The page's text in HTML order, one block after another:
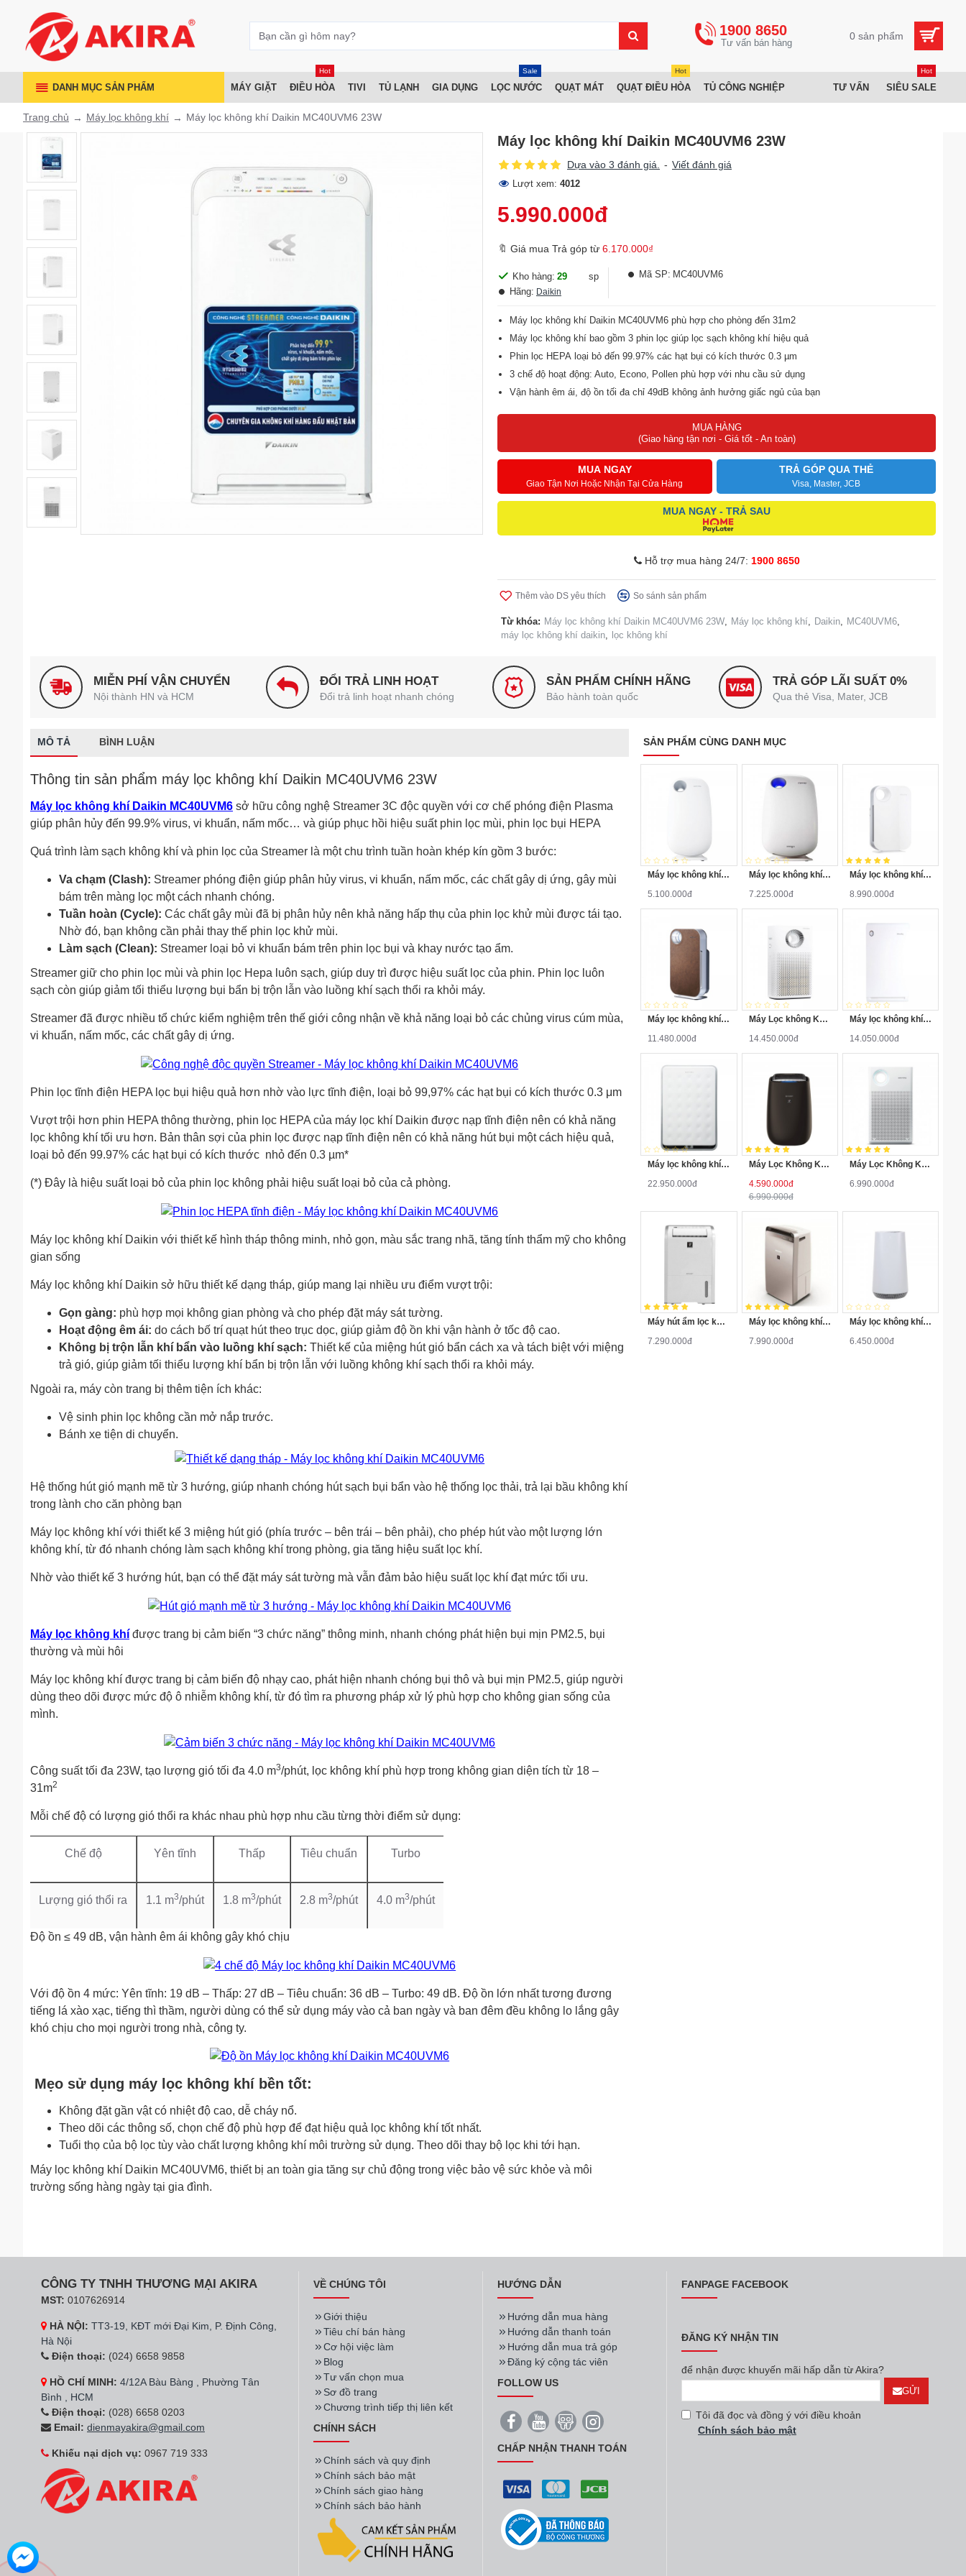
1900 8650 0 sản phẩm
DANH MỤC SẢN PHẨM MÁY GIẶT ĐIỀU HÒA
Hot
TIVI TỦ LẠNH GIA DỤNG LỌC NƯỚC
Sale
QUẠT MÁT QUẠT ĐIỀU HÒA
Hot
TỦ CÔNG NGHIỆP TƯ VẤN SIÊU SALE
Hot
Trang chủ Máy lọc không khí Máy lọc không khí Daikin MC40UVM6 23W
Máy lọc không khí Daikin MC40UVM6 23W
Dựa vào 3 đánh giá. - Viết đánh giá
Lượt xem: 4012
5.990.000đ
🔖 Giá mua Trả góp từ 6.170.000₫
Kho hàng: 29
sp
Hãng: Daikin
Mã SP: MC40UVM6
Máy lọc không khí Daikin MC40UVM6 phù hợp cho phòng đến 31m2
Máy lọc không khí bao gồm 3 phin lọc giúp lọc sạch không khí hiệu quả
Phin lọc HEPA loại bỏ đến 99.97% các hạt bụi có kích thước 0.3 µm
3 chế độ hoạt động: Auto, Econo, Pollen phù hợp với nhu cầu sử dụng
Vận hành êm ái, độ ồn tối đa chỉ 49dB không ảnh hưởng giấc ngủ của bạn
MUA HÀNG
(Giao hàng tận nơi - Giá tốt - An toàn)
MUA NGAY
Giao Tận Nơi Hoặc Nhận Tại Cửa Hàng
TRẢ GÓP QUA THẺ
Visa, Master, JCB
MUA NGAY - TRẢ SAU
Hỗ trợ mua hàng 24/7: 1900 8650
Thêm vào DS yêu thích So sánh sản phẩm
Từ khóa: Máy lọc không khí Daikin MC40UVM6 23W, Máy lọc không khí, Daikin, MC40UVM6,
máy lọc không khí daikin, lọc không khí
MIỄN PHÍ VẬN CHUYỂN
Nội thành HN và HCM
ĐỔI TRẢ LINH HOẠT
Đổi trả linh hoạt nhanh chóng
SẢN PHẨM CHÍNH HÃNG
Bảo hành toàn quốc
TRẢ GÓP LÃI SUẤT 0%
Qua thẻ Visa, Mater, JCB
MÔ TẢ BÌNH LUẬN
Thông tin sản phẩm máy lọc không khí Daikin MC40UVM6 23W
Máy lọc không khí Daikin MC40UVM6 sở hữu công nghệ Streamer 3C độc quyền với cơ chế phóng điện Plasma
giúp phân hủy đến 99.9% virus, vi khuẩn, nấm mốc… và giúp phục hồi hiệu suất phin lọc mùi, phin lọc bụi HEPA
Quá trình làm sạch không khí và phin lọc của Streamer là một chu trình tuần hoàn khép kín gồm 3 bước:
Va chạm (Clash): Streamer phóng điện giúp phân hủy virus, vi khuẩn, nấm mốc, các chất gây dị ứng, gây mùi
bám trên màng lọc một cách nhanh chóng.
Tuần hoàn (Cycle): Các chất gây mùi đã bị phân hủy nên khả năng hấp thụ của phin lọc khử mùi được tái tạo.
Nhờ đó, bạn không cần phải thay thế phin lọc khử mùi.
Làm sạch (Clean): Streamer loại bỏ vi khuẩn bám trên phin lọc bụi và khay nước tạo ẩm.
Streamer giữ cho phin lọc mùi và phin lọc Hepa luôn sạch, giúp duy trì được hiệu suất lọc của phin. Phin lọc luôn
sạch còn giúp giảm tối thiểu lượng bụi bẩn bị trộn lẫn vào luồng khí sạch thổi ra khỏi máy.
Streamer đã được nhiều tổ chức kiểm nghiệm trên thế giới công nhận về khả năng loại bỏ các chủng virus cúm mùa,
vi khuẩn, nấm mốc, các chất gây dị ứng.
Phin lọc tĩnh điện HEPA lọc bụi hiệu quả hơn nhờ vào lực tĩnh điện, loại bỏ 99,97% các hạt bụi có kích thước 0.3 μm
Vượt trội hơn phin HEPA thông thường, phin lọc HEPA của máy lọc khí Daikin được nạp tĩnh điện nên có khả năng
lọc không khí tối ưu hơn. Bản thân sợi của phin lọc được nạp tĩnh điện nên có khả năng hút bụi một cách hiệu quả,
loại bỏ đến 99.97% các hạt bụi có kích thước nhỏ đến 0.3 µm*
(*) Đây là hiệu suất loại bỏ của phin lọc không phải hiệu suất loại bỏ của cả phòng.
Máy lọc không khí Daikin với thiết kế hình tháp thông minh, nhỏ gọn, màu sắc trang nhã, tăng tính thẩm mỹ cho không
gian sống
Máy lọc không khí Daikin sở hữu thiết kế dạng tháp, giúp mang lại nhiều ưu điểm vượt trội:
Gọn gàng: phù hợp mọi không gian phòng và cho phép đặt máy sát tường.
Hoạt động êm ái: do cách bố trí quạt hút theo trục dọc, giúp giảm độ ồn khi vận hành ở tốc độ cao.
Không bị trộn lẫn khí bẩn vào luồng khí sạch: Thiết kế của miệng hút gió bẩn cách xa và tách biệt với miệng
trả gió, giúp giảm tối thiểu lượng khí bẩn bị trộn lẫn với luồng không khí sạch thổi ra khỏi máy.
Ngoài ra, máy còn trang bị thêm tiện ích khác:
Vệ sinh phin lọc không cần mở nắp trước.
Bánh xe tiện di chuyển.
Hệ thống hút gió mạnh mẽ từ 3 hướng, giúp nhanh chóng hút sạch bụi bẩn vào hệ thống lọc thải, trả lại bầu không khí
trong lành cho căn phòng bạn
Máy lọc không khí với thiết kế 3 miệng hút gió (phía trước – bên trái – bên phải), cho phép hút vào một lượng lớn
không khí, từ đó nhanh chóng làm sạch không khí trong phòng, gia tăng hiệu suất lọc khí.
Nhờ vào thiết kế 3 hướng hút, bạn có thể đặt máy sát tường mà vẫn đảm bảo hiệu suất lọc khí đạt mức tối ưu.
Máy lọc không khí được trang bị cảm biến “3 chức năng” thông minh, nhanh chóng phát hiện bụi mịn PM2.5, bụi
thường và mùi hôi
Máy lọc không khí được trang bị cảm biến độ nhạy cao, phát hiện nhanh chóng bụi thô và bụi mịn PM2.5, giúp người
dùng theo dõi được mức độ ô nhiễm không khí, từ đó tìm ra phương pháp xử lý phù hợp cho không gian sống của
mình.
Công suất tối đa 23W, tạo lượng gió tối đa 4.0 m3/phút, lọc không khí phù hợp trong không gian diện tích từ 18 –
31m2
Mỗi chế độ có lượng gió thổi ra khác nhau phù hợp nhu cầu từng thời điểm sử dụng:
Chế độ Yên tĩnh Thấp Tiêu chuẩn Turbo
Lượng gió thổi ra 1.1 m3/phút 1.8 m3/phút 2.8 m3/phút 4.0 m3/phút
Độ ồn ≤ 49 dB, vận hành êm ái không gây khó chịu
Với độ ồn 4 mức: Yên tĩnh: 19 dB – Thấp: 27 dB – Tiêu chuẩn: 36 dB – Turbo: 49 dB. Độ ồn lớn nhất tương đương
tiếng lá xào xạc, tiếng thì thầm, người dùng có thể sử dụng máy vào cả ban ngày và ban đêm đều không lo lắng gây
khó chịu cho mọi người trong nhà, công ty.
Mẹo sử dụng máy lọc không khí bền tốt:
Không đặt gần vật có nhiệt độ cao, dễ cháy nổ.
Theo dõi các thông số, chọn chế độ phù hợp để đạt hiệu quả lọc không khí tốt nhất.
Tuổi thọ của bộ lọc tùy vào chất lượng không khí môi trường sử dụng. Theo dõi thay bộ lọc khi tới hạn.
Máy lọc không khí Daikin MC40UVM6, thiết bị an toàn gia tăng sự chủ động trong việc bảo vệ sức khỏe và môi
trường sống hàng ngày tại gia đình.
SẢN PHẨM CÙNG DANH MỤC
Máy lọc không khí Coway AP-0509DH ( JERU )
5.100.000đ
Máy lọc không khí Coway AP-1009CH ( NAMSAN )
7.225.000đ
Máy lọc không khí Coway AP-1008CH (SWAN)
8.990.000đ
Máy lọc không khí Coway AP-1008DH ( COWBOY )
11.480.000đ
Máy Lọc không Khí COWAY AP-1516D ( STORM )
14.450.000đ
Máy lọc không khí Coway APM-1010DH (HERO)
14.050.000đ
Máy lọc không khí Coway AP-3008FHH (TUBA)
22.950.000đ
Máy Lọc Không Khí Sharp FP-J50V-H
4.590.000đ
6.990.000đ
Máy Lọc Không Khí Coway AP-1018F
6.990.000đ
Máy hút ẩm lọc không khí Sharp DW-D20A-W
7.290.000đ
Máy lọc không khí - hút ẩm Sharp DW-J27FV-S 60m2
7.990.000đ
Máy lọc không khí Electrolux FA41-402GY
6.450.000đ
CÔNG TY TNHH THƯƠNG MẠI AKIRA
MST: 0107626914
HÀ NỘI: TT3-19, KĐT mới Đại Kim, P. Định Công,
Hà Nội
Điện thoại: (024) 6658 9858
HỒ CHÍ MINH: 4/12A Bàu Bàng , Phường Tân
Bình , HCM
Điện thoại: (028) 6658 0203
Email: dienmayakira@gmail.com
Khiếu nại dịch vụ: 0967 719 333
VỀ CHÚNG TÔI
Giới thiệu
Tiêu chí bán hàng
Cơ hội việc làm
Blog
Tư vấn chọn mua
Sơ đồ trang
Chương trình tiếp thị liên kết
CHÍNH SÁCH
Chính sách và quy định
Chính sách bảo mật
Chính sách giao hàng
Chính sách bảo hành
HƯỚNG DẪN
Hướng dẫn mua hàng
Hướng dẫn thanh toán
Hướng dẫn mua trả góp
Đăng ký cộng tác viên
FOLLOW US
CHẤP NHẬN THANH TOÁN
FANPAGE FACEBOOK
ĐĂNG KÝ NHẬN TIN
để nhận được khuyến mãi hấp dẫn từ Akira?
GỬI
Tôi đã đọc và đồng ý với điều khoản
Chính sách bảo mật